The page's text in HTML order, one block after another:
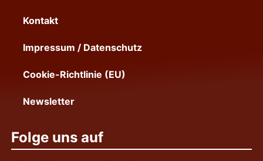
Kontakt
Impressum / Datenschutz
Cookie-Richtlinie (EU)
Newsletter
Folge uns auf